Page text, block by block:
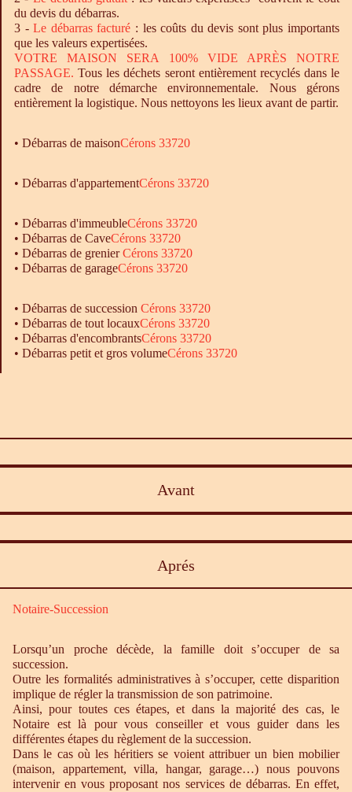
du devis du débarras.
3 -Le débarrasfacturé : les coûts du devis sont plus importants
que les valeurs expertisées.
VOTRE MAISON SERA 100% VIDE APRÈS NOTRE
PASSAGE. Tous les déchets seront entièrement recyclés dans le
cadre de notre démarche environnementale. Nous gérons
entièrement la logistique. Nous nettoyons les lieux avant de partir.
• Débarras de maisonCérons 33720
• Débarras d'appartementCérons 33720
• Débarras d'immeubleCérons 33720
• Débarras de CaveCérons 33720
• Débarras de grenierCérons 33720
• Débarras de garageCérons 33720
• Débarras de succession Cérons 33720
• Débarras de tout locauxCérons 33720
• Débarras d'encombrantsCérons 33720
• Débarras petit et gros volumeCérons 33720
Avant
Aprés
Notaire-Succession
Lorsqu’un proche décède, la famille doit s’occuper de sa
succession.
Outre les formalités administratives à s’occuper, cette disparition
implique de régler la transmission de son patrimoine.
Ainsi, pour toutes ces étapes, et dans la majorité des cas, le
Notaire est là pour vous conseiller et vous guider dans les
différentes étapes du règlement de la succession.
Dans le cas où les héritiers se voient attribuer un bien mobilier
(maison, appartement, villa, hangar, garage…) nous pouvons
intervenir en vous proposant nos services de débarras. En effet,